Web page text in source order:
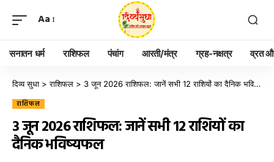
Aa
सनातन धर्म राशिफल पंचांग आरती/मंत्र ग्रह-नक्षत्र व्रत
दिव्य सुधा >राशिफल > 3 जून 2026 राशिफल: जानें सभी 12 राशियों का दैनिक भविष्यफल
राशिफल
3 जून 2026 राशिफल: जानें सभी 12 राशियों का
दैनिक भविष्यफल